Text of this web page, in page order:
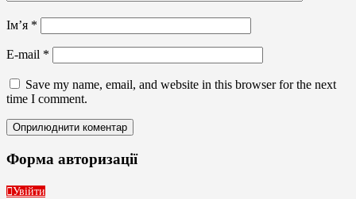
Ім’я *
E-mail *
Save my name, email, and website in this browser for the next
time I comment.
Форма авторизації
Увійти